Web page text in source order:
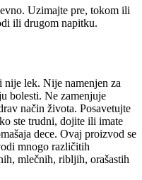
Uzimajte pre, tokom ili
ili drugom napitku.
lek. Nije namenjen za
bolesti. Ne zamenjuje
način života. Posavetujte
ste trudni, dojite ili imate
dece. Ovaj proizvod se
mnogo različitih
mlečnih, ribljih, orašastih